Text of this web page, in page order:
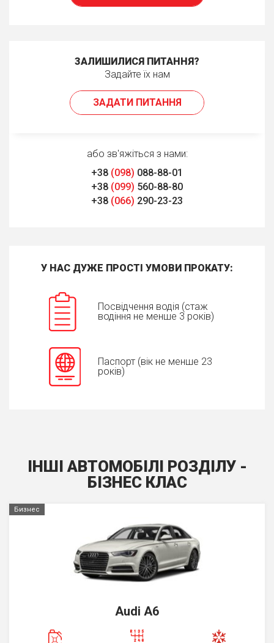
ЗАЛИШИЛИСЯ ПИТАННЯ?
Задайте їх нам
ЗАДАТИ ПИТАННЯ
або зв'яжіться з нами:
+38 (098) 088-88-01
+38 (099) 560-88-80
+38 (066) 290-23-23
У НАС ДУЖЕ ПРОСТІ УМОВИ ПРОКАТУ:
Посвідчення водія (стаж
водіння не менше 3 років)
Паспорт (вік не менше 23
років)
ІНШІ АВТОМОБІЛІ РОЗДІЛУ -
БIЗНЕС КЛАС
Бизнес
Audi A6